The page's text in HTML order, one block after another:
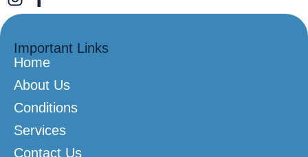
Important Links
Home
About Us
Conditions
Services
Contact Us